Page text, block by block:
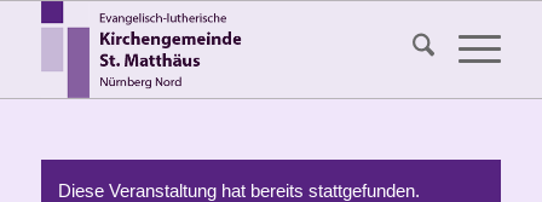
Diese Veranstaltung hat bereits stattgefunden.